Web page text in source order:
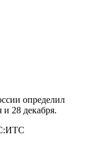
определил
и 28 декабря.